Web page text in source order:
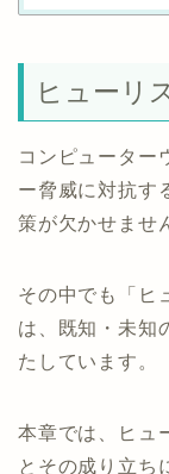
ヒューリ
コンピューター
ー脅威に対抗す
策が欠かせませ
その中でも「ヒ
は、既知・未知
たしています。
本章では、ヒュ
とその成り立ち